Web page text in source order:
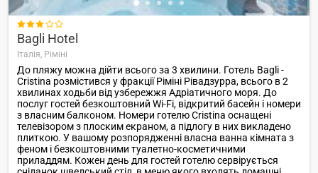

Bagli Hotel
Італія, Ріміні
До пляжу можна дійти всього за 3 хвилини. Готель Bagli -
Cristina розмістився у фракції Ріміні Рівадзурра, всього в 2
хвилинах ходьби від узбережжя Адріатичного моря. До
послуг гостей безкоштовний Wi-Fi, відкритий басейн і номери
з власним балконом. Номери готелю Cristina оснащені
телевізором з плоским екраном, а підлогу в них викладено
плиткою. У вашому розпорядженні власна ванна кімната з
феном і безкоштовними туалетно-косметичними
приладдям. Кожен день для гостей готелю сервірується